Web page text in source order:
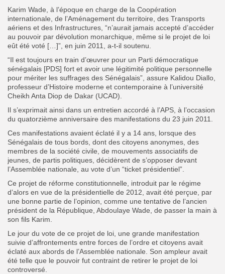
Karim Wade, à l’époque en charge de la Coopération
internationale, de l’Aménagement du territoire, des Transports
aériens et des Infrastructures, “n’aurait jamais accepté d’accéder
au pouvoir par dévolution monarchique, même si le projet de loi
eût été voté […]”, en juin 2011, a-t-il soutenu.
“Il est toujours en train d’œuvrer pour un Parti démocratique
sénégalais [PDS] fort et avoir une légitimité politique personnelle
pour mériter les suffrages des Sénégalais”, assure Kalidou Diallo,
professeur d’Histoire moderne et contemporaine à l’université
Cheikh Anta Diop de Dakar (UCAD).
Il s’exprimait ainsi dans un entretien accordé à l’APS, à l’occasion
du quatorzième anniversaire des manifestations du 23 juin 2011.
Ces manifestations avaient éclaté il y a 14 ans, lorsque des
Sénégalais de tous bords, dont des citoyens anonymes, des
membres de la société civile, de mouvements associatifs de
jeunes, de partis politiques, décidèrent de s’opposer devant
l’Assemblée nationale, au vote d’un “ticket présidentiel”.
Ce projet de réforme constitutionnelle, introduit par le régime
d’alors en vue de la présidentielle de 2012, avait été perçue, par
une bonne partie de l’opinion, comme une tentative de l’ancien
président de la République, Abdoulaye Wade, de passer la main à
son fils Karim.
Le jour du vote de ce projet de loi, une grande manifestation
suivie d’affrontements entre forces de l’ordre et citoyens avait
éclaté aux abords de l’Assemblée nationale. Son ampleur avait
été telle que le pouvoir fut contraint de retirer le projet de loi
controversé.